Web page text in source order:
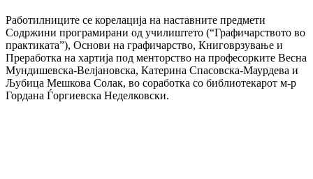
Работилниците се корелација на наставните предмети
Содржини програмирани од училиштето (“Графичарството во
практиката”), Основи на графичарство, Книговрзување и
Преработка на хартија под менторство на професорките Весна
Мундишевска-Велјановска, Катерина Спасовска-Маурдева и
Љубица Мешкова Солак, во соработка со библиотекарот м-р
Гордана Ѓоргиевска Неделковски.